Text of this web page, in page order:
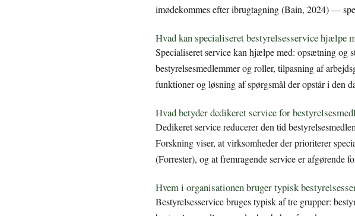
imødekommes efter ibrugtagning (Bain, 2024) —
Hvad kan specialiseret bestyrelsesservice hjælpe
Specialiseret service kan hjælpe med: opsætning og
bestyrelsesmedlemmer og roller, tilpasning af
funktioner og løsning af spørgsmål der opstår i den
Hvad betyder dedikeret service for
Dedikeret service reducerer den tid
Forskning viser, at virksomheder der prioriterer
(Forrester), og at fremragende service er afgørende
Hvem i organisationen bruger typisk
Bestyrelsesservice bruges typisk af tre grupper: